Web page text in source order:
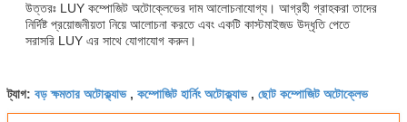
উত্তরঃ LUY কম্পোজিট অটোক্লেভের দাম আলোচনাযোগ্য। আগ্রহী গ্রাহকরা তাদের
নির্দিষ্ট প্রয়োজনীয়তা নিয়ে আলোচনা করতে এবং একটি কাস্টমাইজড উদ্ধৃতি পেতে
সরাসরি LUY এর সাথে যোগাযোগ করুন।
ট্যাগ: বড় ক্ষমতার অটোক্ল্যাভ, কম্পোজিট হার্নিং অটোক্ল্যাভ, ছোট কম্পোজিট অটোক্লেভ